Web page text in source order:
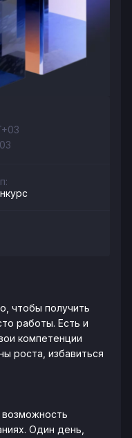
чтобы получить
работы. Есть и
компетенции
роста, избавиться
Один день,